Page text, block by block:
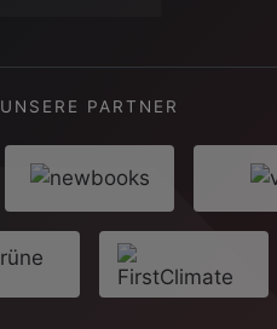
UNSERE PARTNER